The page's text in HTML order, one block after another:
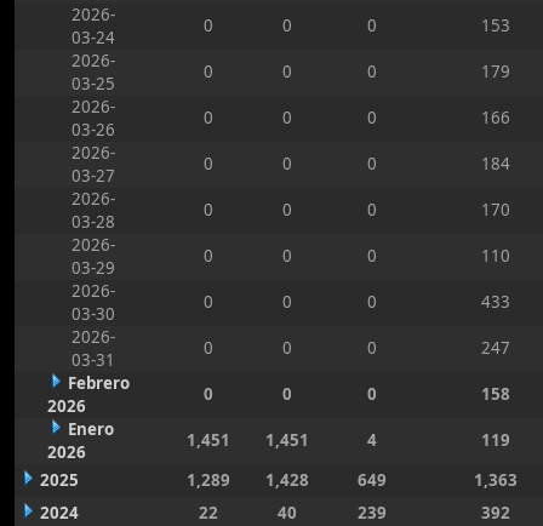
2026-
03-24
0 0 0
153
2026-
03-25
0 0 0
179
2026-
03-26
0 0 0
166
2026-
03-27
0 0 0
184
2026-
03-28
0 0 0
170
2026-
03-29
0 0 0
110
2026-
03-30
0 0 0
433
2026-
03-31
0 0 0
247
Febrero
2026
0 0 0
158
Enero
2026
1,451 1,451 4
119
2025
1,289 1,428 649
1,363
2024
22 40 239
392